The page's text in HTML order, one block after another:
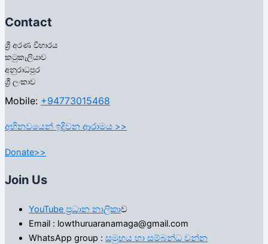
Contact
ශ්‍රී අරණ විහාරය
කටුකැලියාව
අනුරාධපුර
ශ්‍රී ලංකාව
Mobile: +94773015468
අභිනවයෙන් ඉදිවන ආරාමය >>
Donate>>
Join Us
YouTube ප්‍රධාන නාලිකාව
Email : lowthuruaranamaga@gmail.com
WhatsApp group : සමුහය හා සම්බන්ධ වන්න